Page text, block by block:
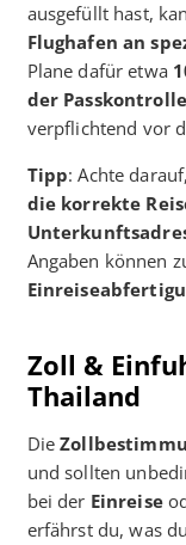
ausgefüllt hast,
Flughafen an
Plane dafür etwa
der Passkontrolle
verpflichtend vor
Tipp: Achte
die korrekte
Angaben können
Zoll &
Thailand
Die
und sollten
bei der Einreise
erfährst du, was